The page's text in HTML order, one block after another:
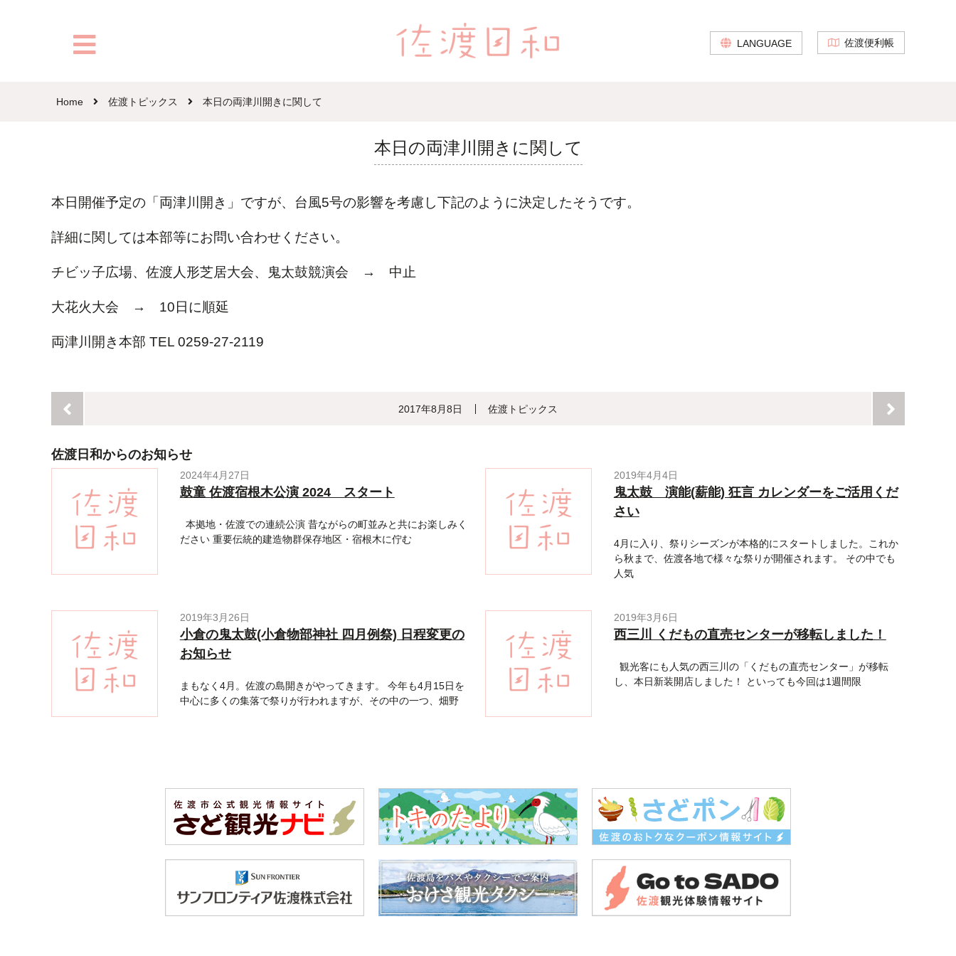
LANGUAGE 佐渡便利帳
Home 佐渡トピックス 本日の両津川開きに関して
本日の両津川開きに関して
本日開催予定の「両津川開き」ですが、台風5号の影響を考慮し下記のように決定したそうです。
詳細に関しては本部等にお問い合わせください。
チビッ子広場、佐渡人形芝居大会、鬼太鼓競演会 → 中止
大花火大会 → 10日に順延
両津川開き本部 TEL 0259-27-2119
2017年8月8日 佐渡トピックス
佐渡日和からのお知らせ
2024年4月27日
鼓童 佐渡宿根木公演 2024 スタート
本拠地・佐渡での連続公演 昔ながらの町並みと共にお楽しみく
ださい 重要伝統的建造物群保存地区・宿根木に佇む
2019年4月4日
鬼太鼓 演能(薪能) 狂言 カレンダーをご活用くだ
さい
4月に入り、祭りシーズンが本格的にスタートしました。これか
ら秋まで、佐渡各地で様々な祭りが開催されます。 その中でも
人気
2019年3月26日
小倉の鬼太鼓(小倉物部神社 四月例祭) 日程変更の
お知らせ
まもなく4月。佐渡の島開きがやってきます。 今年も4月15日を
中心に多くの集落で祭りが行われますが、その中の一つ、畑野
2019年3月6日
西三川 くだもの直売センターが移転しました！
観光客にも人気の西三川の「くだもの直売センター」が移転
し、本日新装開店しました！ といっても今回は1週間限